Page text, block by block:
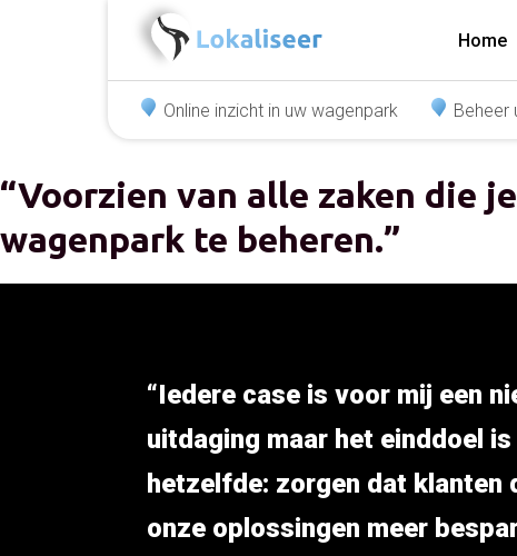
Home
Online inzicht in uw wagenpark Beheer
“Voorzien van alle zaken die
wagenpark te beheren.”
“Iedere case is voor mij een
uitdaging maar het einddoel
hetzelfde: zorgen dat klanten
onze oplossingen meer